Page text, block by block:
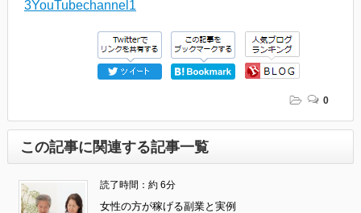
3YouTubechannel1
0
この記事に関連する記事一覧
読了時間：約 6分
女性の方が稼げる副業と実例